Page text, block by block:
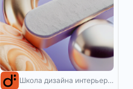
12 месяцев Школа дизайна интерьеров diskill